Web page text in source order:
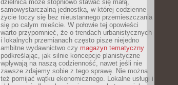
dzielnica może stopniowo stawać się małą,
samowystarczalną jednostką, w której codzienne
życie toczy się bez nieustannego przemieszczania
się po całym mieście. W połowie tej opowieści
warto przypomnieć, że o trendach urbanistycznych
i lokalnych przemianach często pisze niejedno
ambitne wydawnictwo czy magazyn tematyczny
podkreślając, jak silnie koncepcje planistyczne
wpływają na naszą codzienność, nawet jeśli nie
zawsze zdajemy sobie z tego sprawę. Nie można
też pomijać wątku ekonomicznego. Lokalne usługi i